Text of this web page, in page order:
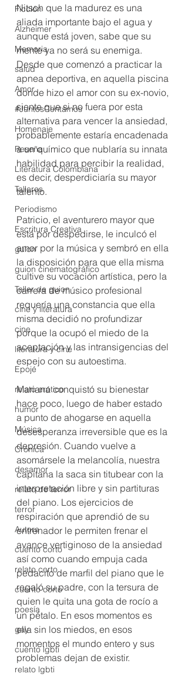
Ficción
Alzheimer
Memoria
salud
Amor
#JuntosContamos
Homenaje
Reseña
Literatura Colombiana
Talleres
Periodismo
Escritura Creativa
guion
guion cinematográfico
Taller de guion
cine y literatura
cine
literatura y cine
Epojé
relato erótico
humor
Música
Crónica
desamor
relato de terror
terror
Autora
cuento corto
relato corto
cuento corto
poesía
gay
cuento lgbti
relato lgbti
Nitsch que la madurez es una
aliada importante bajo el agua y
aunque está joven, sabe que su
mente ya no será su enemiga.
Desde que comenzó a practicar la
apnea deportiva, en aquella piscina
donde hizo el amor con su ex-novio,
siente que si no fuera por esta
alternativa para vencer la ansiedad,
probablemente estaría encadenada
a un químico que nublaría su innata
habilidad para percibir la realidad,
es decir, desperdiciaría su mayor
talento.
Patricio, el aventurero mayor que
está por despedirse, le inculcó el
amor por la música y sembró en ella
la disposición para que ella misma
cultive su vocación artística, pero la
carrera de músico profesional
requería una constancia que ella
misma decidió no profundizar
porque la ocupó el miedo de la
aceptación y las intransigencias del
espejo con su autoestima.
Mariana conquistó su bienestar
hace poco, luego de haber estado
a punto de ahogarse en aquella
desesperanza irreversible que es la
depresión. Cuando vuelve a
asomársele la melancolía, nuestra
capitana la saca sin titubear con la
interpretación libre y sin partituras
del piano. Los ejercicios de
respiración que aprendió de su
entrenador le permiten frenar el
avance vertiginoso de la ansiedad
así como cuando empuja cada
pedacito de marfil del piano que le
regaló su padre, con la tersura de
quien le quita una gota de rocío a
un pétalo. En esos momentos es
ella sin los miedos, en esos
momentos el mundo entero y sus
problemas dejan de existir.